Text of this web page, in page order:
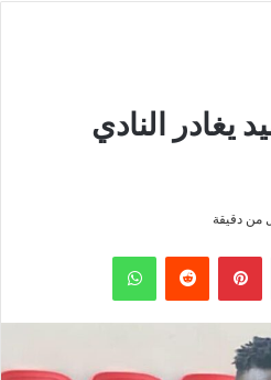
يغادر النادي
من دقيقة
بينتيريست واتساب